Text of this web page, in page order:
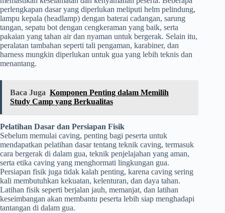
perlengkapan dasar yang diperlukan meliputi helm pelindung,
lampu kepala (headlamp) dengan baterai cadangan, sarung
tangan, sepatu bot dengan cengkeraman yang baik, serta
pakaian yang tahan air dan nyaman untuk bergerak. Selain itu,
peralatan tambahan seperti tali pengaman, karabiner, dan
harness mungkin diperlukan untuk gua yang lebih teknis dan
menantang.
Baca Juga Komponen Penting dalam Memilih
Study Camp yang Berkualitas
Pelatihan Dasar dan Persiapan Fisik
Sebelum memulai caving, penting bagi peserta untuk
mendapatkan pelatihan dasar tentang teknik caving, termasuk
cara bergerak di dalam gua, teknik penjelajahan yang aman,
serta etika caving yang menghormati lingkungan gua.
Persiapan fisik juga tidak kalah penting, karena caving sering
kali membutuhkan kekuatan, kelenturan, dan daya tahan.
Latihan fisik seperti berjalan jauh, memanjat, dan latihan
keseimbangan akan membantu peserta lebih siap menghadapi
tantangan di dalam gua.